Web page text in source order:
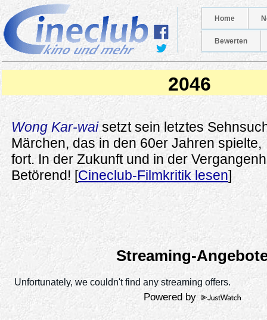
Home
Bewerten
2046
Wong Kar-waisetzt sein letztes
Märchen, das in den 60er Jahren spielte,
fort. In der Zukunft und in der
Betörend! [Cineclub-Filmkritik lesen]
Streaming-
Powered by